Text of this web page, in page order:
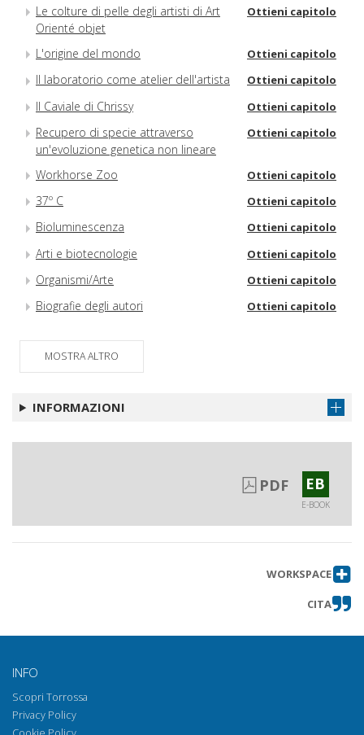
Le colture di pelle degli artisti di Art
Orienté objet
Ottieni capitolo
L'origine del mondo Ottieni capitolo
Il laboratorio come atelier dell'artista Ottieni capitolo
Il Caviale di Chrissy Ottieni capitolo
Recupero di specie attraverso
un'evoluzione genetica non lineare
Ottieni capitolo
Workhorse Zoo Ottieni capitolo
37º C Ottieni capitolo
Bioluminescenza Ottieni capitolo
Arti e biotecnologie Ottieni capitolo
Organismi/Arte Ottieni capitolo
Biografie degli autori Ottieni capitolo
Ringraziamenti
MOSTRA ALTRO
INFORMAZIONI
PDF EB
E-BOOK
WORKSPACE
CITA
INFO
Scopri Torrossa
Privacy Policy